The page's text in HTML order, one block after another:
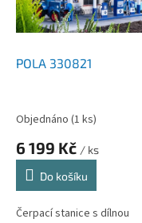
p
POLA 330821
Objednáno (1 ks)
6 199 Kč / ks
Do košíku
Čerpací stanice s dílnou